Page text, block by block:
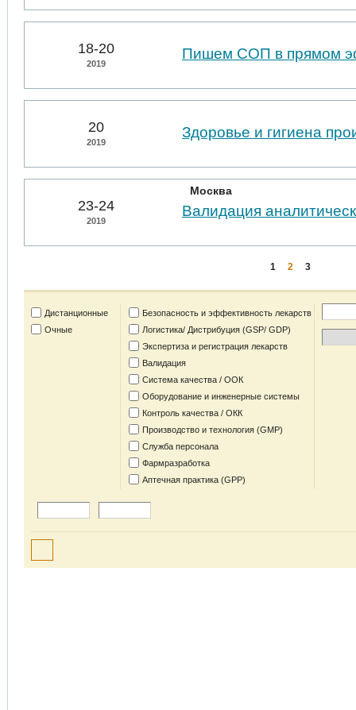
18-20
2019
Пишем СОП в прямом
20
2019
Здоровье и гигиена
23-24
2019
Москва
Валидация
1 2 3
Дистанционные
Очные
Безопасность и эффективность лекарств
Логистика/ Дистрибуция (GSP/ GDP)
Экспертиза и регистрация лекарств
Валидация
Система качества / ООК
Оборудование и инженерные системы
Контроль качества / ОКК
Производство и технология (GMP)
Служба персонала
Фармразработка
Аптечная практика (GPP)